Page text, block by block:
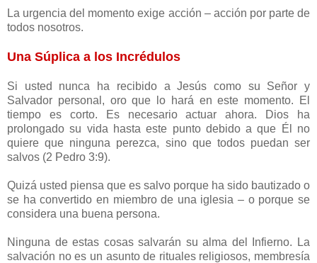
La urgencia del momento exige acción – acción por parte de
todos nosotros.
Una Súplica a los Incrédulos
Si usted nunca ha recibido a Jesús como su Señor y
Salvador personal, oro que lo hará en este momento. El
tiempo es corto. Es necesario actuar ahora. Dios ha
prolongado su vida hasta este punto debido a que Él no
quiere que ninguna perezca, sino que todos puedan ser
salvos (2 Pedro 3:9).
Quizá usted piensa que es salvo porque ha sido bautizado o
se ha convertido en miembro de una iglesia – o porque se
considera una buena persona.
Ninguna de estas cosas salvarán su alma del Infierno. La
salvación no es un asunto de rituales religiosos, membresía